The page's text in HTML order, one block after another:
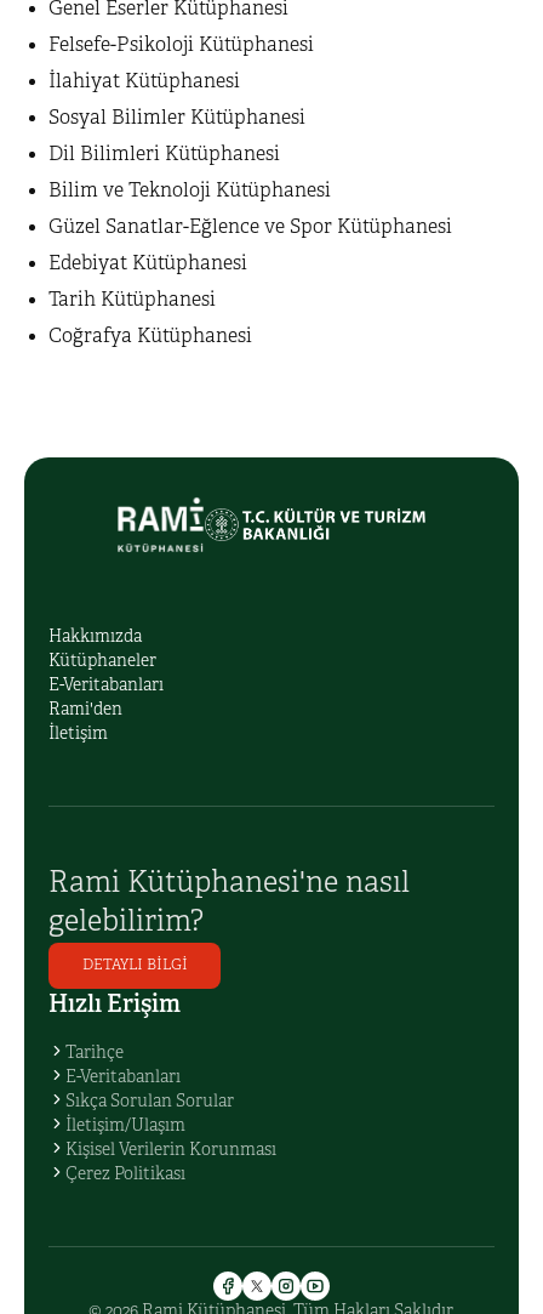
Genel Eserler Kütüphanesi
Felsefe-Psikoloji Kütüphanesi
İlahiyat Kütüphanesi
Sosyal Bilimler Kütüphanesi
Dil Bilimleri Kütüphanesi
Bilim ve Teknoloji Kütüphanesi
Güzel Sanatlar-Eğlence ve Spor Kütüphanesi
Edebiyat Kütüphanesi
Tarih Kütüphanesi
Coğrafya Kütüphanesi
Hakkımızda
Kütüphaneler
E-Veritabanları
Rami'den
İletişim
Rami Kütüphanesi'ne nasıl
gelebilirim?
DETAYLI BİLGİ
Hızlı Erişim
Tarihçe
E-Veritabanları
Sıkça Sorulan Sorular
İletişim/Ulaşım
Kişisel Verilerin Korunması
Çerez Politikası